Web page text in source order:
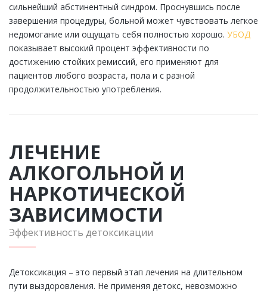
сильнейший абстинентный синдром. Проснувшись после
завершения процедуры, больной может чувствовать легкое
недомогание или ощущать себя полностью хорошо. УБОД
показывает высокий процент эффективности по
достижению стойких ремиссий, его применяют для
пациентов любого возраста, пола и с разной
продолжительностью употребления.
ЛЕЧЕНИЕ
АЛКОГОЛЬНОЙ И
НАРКОТИЧЕСКОЙ
ЗАВИСИМОСТИ
Эффективность детоксикации
Детоксикация – это первый этап лечения на длительном
пути выздоровления. Не применяя детокс, невозможно